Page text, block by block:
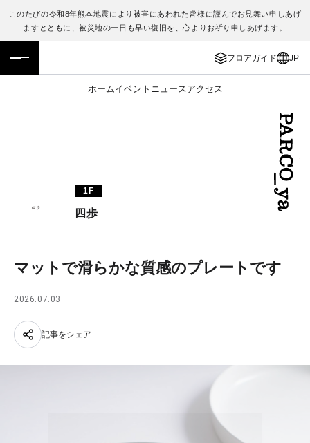
このたびの令和8年熊本地震により被害にあわれた皆様に謹んでお見舞い申しあげ
ますとともに、被災地の一日も早い復旧を、心よりお祈り申しあげます。
フロアガイド JP
ホームイベント ニュース アクセス
フロアガイド
施設案内・アクセス
TAX FREE
ENGLISH
繁体字
日本語
1F
四歩
マットで滑らかな質感のプレートです
2026.07.03
記事をシェア